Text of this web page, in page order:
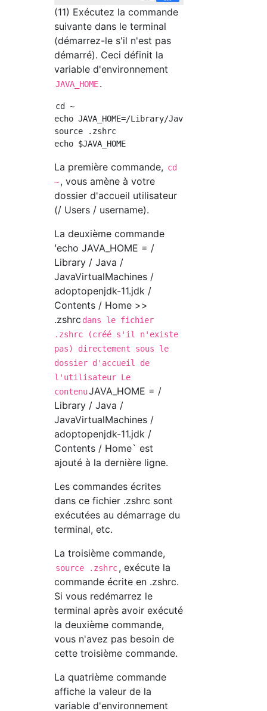
(11) Exécutez la commande
suivante dans le terminal
(démarrez-le s'il n'est pas
démarré). Ceci définit la
variable d'environnement
JAVA_HOME.
cd ~
echo JAVA_HOME=/Library/Java/
source .zshrc
La première commande, cd
~, vous amène à votre
dossier d'accueil utilisateur
(/ Users / username).
La deuxième commande
ʻecho JAVA_HOME = /
Library / Java /
JavaVirtualMachines /
adoptopenjdk-11.jdk /
Contents / Home >>
.zshrc dans le fichier
.zshrc (créé s'il n'existe
pas) directement sous le
dossier d'accueil de
l'utilisateur Le
contenuJAVA_HOME = /
Library / Java /
JavaVirtualMachines /
adoptopenjdk-11.jdk /
Contents / Home` est
ajouté à la dernière ligne.
Les commandes écrites
dans ce fichier .zshrc sont
exécutées au démarrage du
terminal, etc.
La troisième commande,
source .zshrc, exécute la
commande écrite en .zshrc.
Si vous redémarrez le
terminal après avoir exécuté
la deuxième commande,
vous n'avez pas besoin de
cette troisième commande.
La quatrième commande
affiche la valeur de la
variable d'environnement